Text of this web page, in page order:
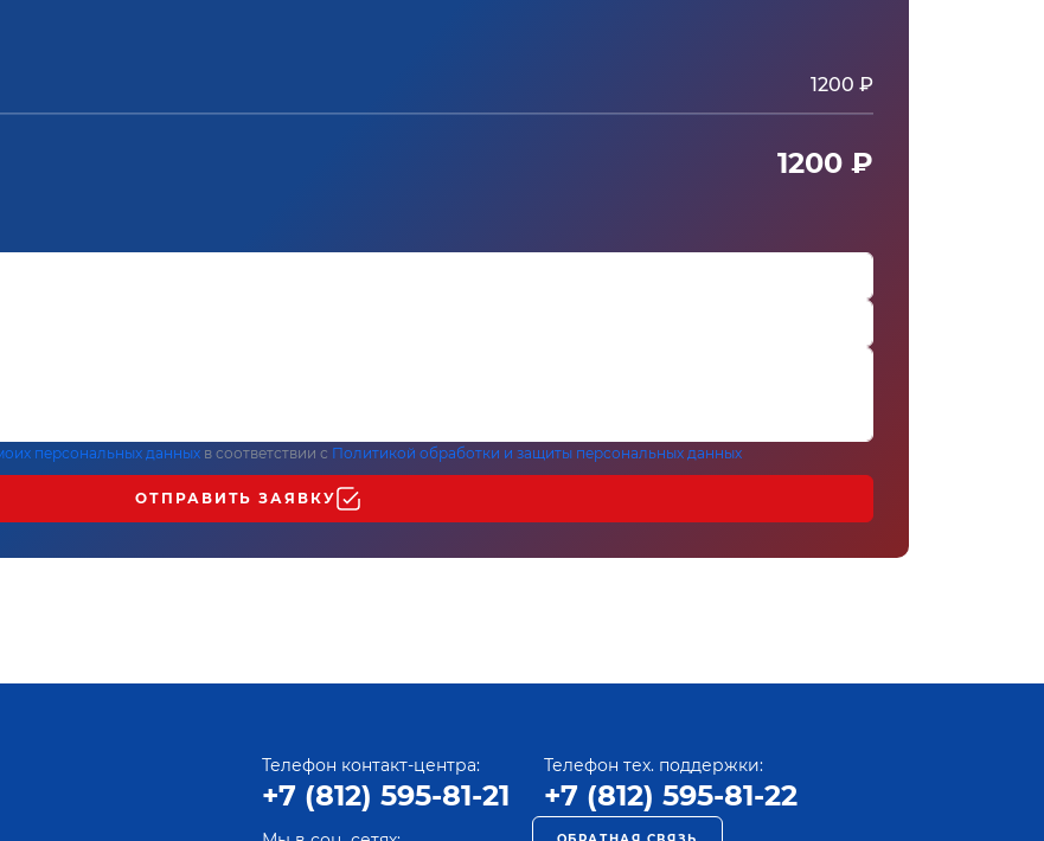
1200 ₽
1200 ₽
персональных данных в соответствии с Политикой обработки и защиты персональных данных
ОТПРАВИТЬ ЗАЯВКУ
Телефон контакт-центра:
+7 (812) 595-81-21
Телефон тех. поддержки:
+7 (812) 595-81-22